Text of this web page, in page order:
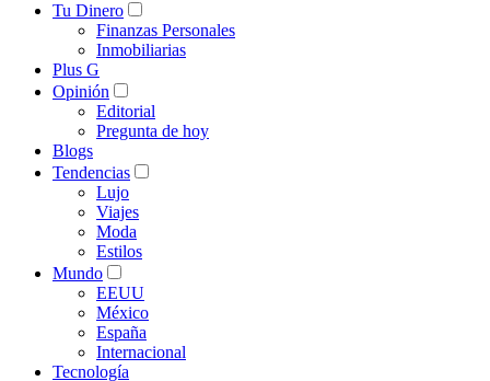
Tu Dinero
Finanzas Personales
Inmobiliarias
Plus G
Opinión
Editorial
Pregunta de hoy
Blogs
Tendencias
Lujo
Viajes
Moda
Estilos
Mundo
EEUU
México
España
Internacional
Tecnología